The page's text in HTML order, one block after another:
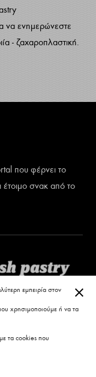
να ενημερώνεστε
- ζαχαροπλαστική.
που φέρνει το
σνακ από το
εμπειρία στον
χρησιμοποιούμε ή να τα
τα cookies που